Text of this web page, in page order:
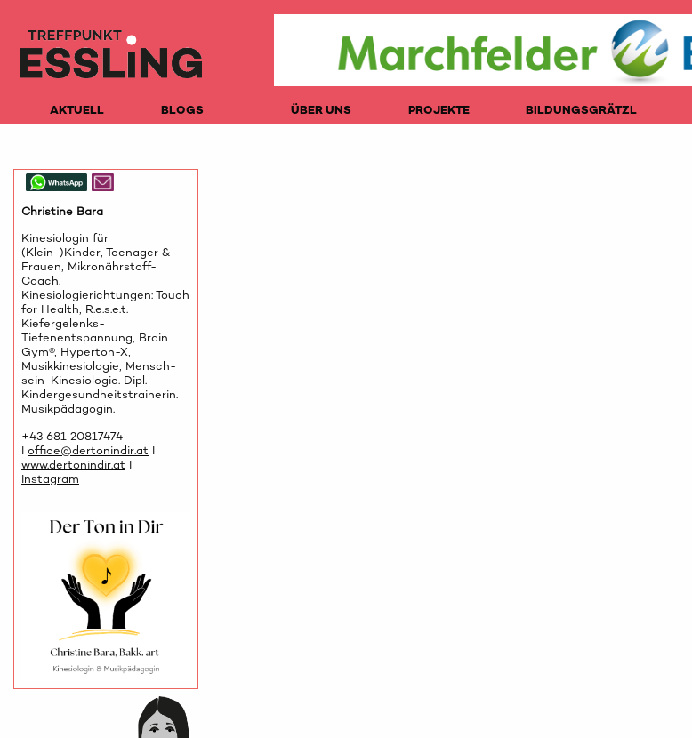
AKTUELL BLOGS ÜBER UNS PROJEKTE BILDUNGSGRÄTZL
Christine Bara
Kinesiologin für
(Klein-)Kinder, Teenager &
Frauen, Mikronährstoff-
Coach.
Kinesiologierichtungen: Touch
for Health, R.e.s.e.t.
Kiefergelenks-
Tiefenentspannung, Brain
Gym®, Hyperton-X,
Musikkinesiologie, Mensch-
sein-Kinesiologie. Dipl.
Kindergesundheitstrainerin.
Musikpädagogin.
+43 681 20817474
I office@dertonindir.at I
www.dertonindir.at I
Instagram